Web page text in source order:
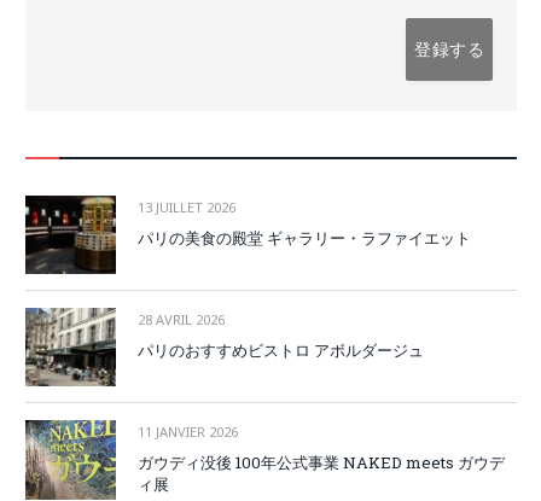
13 JUILLET 2026
パリの美食の殿堂 ギャラリー・ラファイエット
28 AVRIL 2026
パリのおすすめビストロ アボルダージュ
11 JANVIER 2026
ガウディ没後 100年公式事業 NAKED meets ガウデ
ィ展